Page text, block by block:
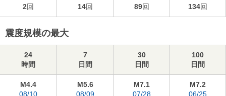
2回 14回 89回 134回
震度規模の最大
24
時間
7
日間
30
日間
100
日間
M4.4
08/10
M5.6
08/09
M7.1
07/28
M7.2
06/25